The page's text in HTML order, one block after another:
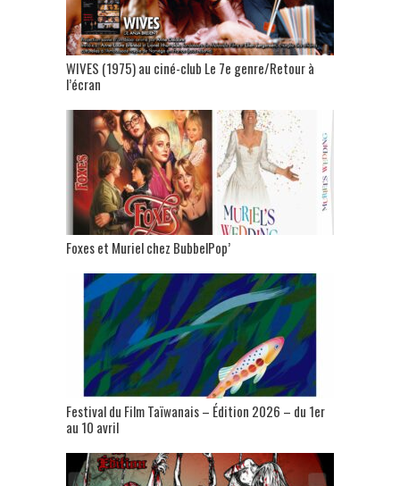
WIVES (1975) au ciné-club Le 7e genre/Retour à
l’écran
Foxes et Muriel chez BubbelPop’
Festival du Film Taïwanais – Édition 2026 – du 1er
au 10 avril